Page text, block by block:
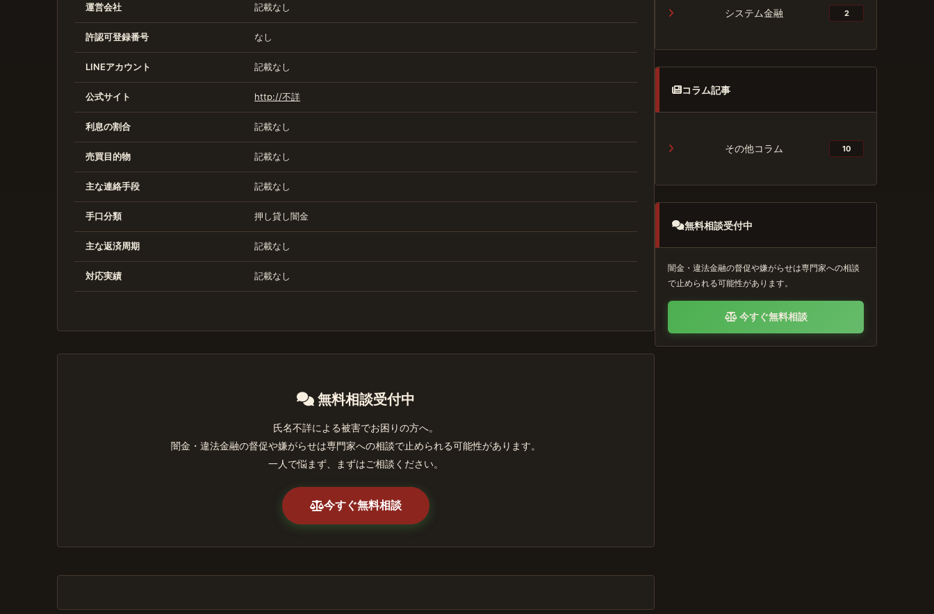
運営会社 記載なし
許認可登録番号 なし
LINEアカウント 記載なし
公式サイト http://不詳
利息の割合 記載なし
売買目的物 記載なし
主な連絡手段 記載なし
手口分類 押し貸し闇金
主な返済周期 記載なし
対応実績 記載なし
無料相談受付中
氏名不詳による被害でお困りの方へ。
闇金・違法金融の督促や嫌がらせは専門家への相談で止められる可能性があります。
一人で悩まず、まずはご相談ください。
今すぐ無料相談
システム金融 2
コラム記事
その他コラム 10
無料相談受付中
闇金・違法金融の督促や嫌がらせは専門家への相談
で止められる可能性があります。
今すぐ無料相談